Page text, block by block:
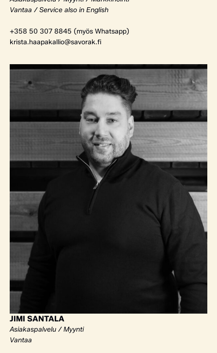
Vantaa / Service also in English
+358 50 307 8845 (myös Whatsapp)
krista.haapakallio@savorak.fi
JIMI SANTALA
Asiakaspalvelu / Myynti
Vantaa